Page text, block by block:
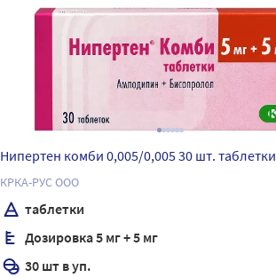
Нипертен комби 0,005/0,005 30 шт. таблетки
КРКА-РУС ООО
таблетки
Дозировка 5 мг + 5 мг
30 шт в уп.